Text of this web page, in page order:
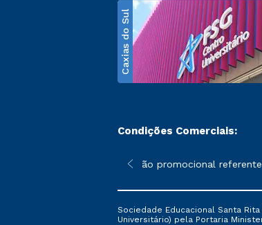
Caxias do Sul
Condições Comerciais:
sofrer alterações nos períodos de
*A condição promocional referente
Sociedade Educacional Santa
Universitário) pela Portaria